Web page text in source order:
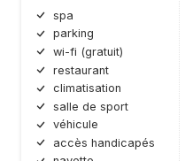
spa
parking
wi-fi (gratuit)
restaurant
climatisation
salle de sport
véhicule
accès handicapés